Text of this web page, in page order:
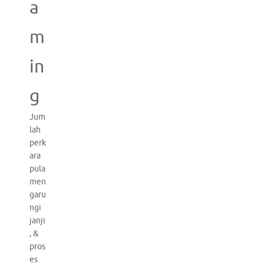
a
m
in
g
Jum
lah
perk
ara
pula
men
garu
ngi
janji
, &
pros
es